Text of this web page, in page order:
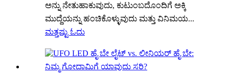
ಅನ್ನು ನೇತುಹಾಕುವುದು, ಕುಟುಂಬದೊಂದಿಗೆ ಅಕ್ಕಿ
ಮುದ್ದೆಯನ್ನು ಹಂಚಿಕೊಳ್ಳುವುದು ಮತ್ತು ವಿನಿಮಯ...
ಮತ್ತಷ್ಟು ಓದು